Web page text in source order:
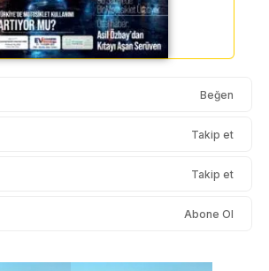
Beğen
Takip et
Takip et
Abone Ol